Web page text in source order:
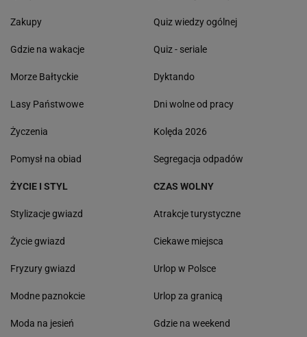
Zakupy
Gdzie na wakacje
Morze Bałtyckie
Lasy Państwowe
Życzenia
Pomysł na obiad
Quiz wiedzy ogólnej
Quiz - seriale
Dyktando
Dni wolne od pracy
Kolęda 2026
Segregacja odpadów
ŻYCIE I STYL
Stylizacje gwiazd
Życie gwiazd
Fryzury gwiazd
Modne paznokcie
Moda na jesień
CZAS WOLNY
Atrakcje turystyczne
Ciekawe miejsca
Urlop w Polsce
Urlop za granicą
Gdzie na weekend